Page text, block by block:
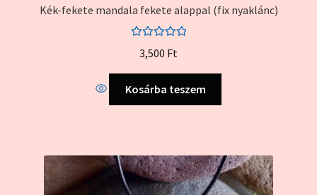
Kék-fekete mandala fekete alappal (fix nyaklánc)
5.00
3,500 Ft
Kosárba teszem